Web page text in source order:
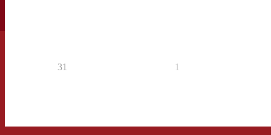
31 1